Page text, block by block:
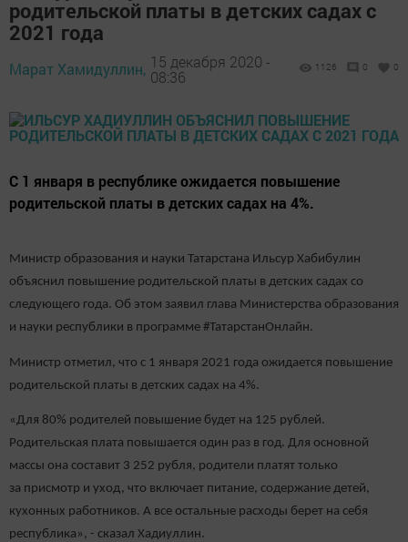
родительской платы в детских садах с
2021 года
Марат Хамидуллин, 15 декабря 2020 -
08:36
1126 0 0
С 1 января в республике ожидается повышение
родительской платы в детских садах на 4%.
Министр образования и науки Татарстана Ильсур Хабибулин
объяснил повышение родительской платы в детских садах со
следующего года. Об этом заявил глава Министерства образования
и науки республики в программе #ТатарстанОнлайн.
Министр отметил, что с 1 января 2021 года ожидается повышение
родительской платы в детских садах на 4%.
«Для 80% родителей повышение будет на 125 рублей.
Родительская плата повышается один раз в год. Для основной
массы она составит 3 252 рубля, родители платят только
за присмотр и уход, что включает питание, содержание детей,
кухонных работников. А все остальные расходы берет на себя
республика», - сказал Хадиуллин.